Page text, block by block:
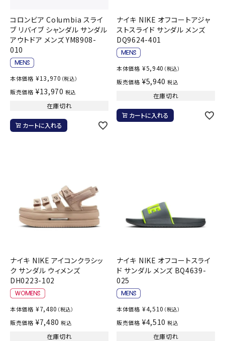
コロンビア Columbia スライ
ブ リバイブ シャンダル サンダル
アウトドア メンズ YM8908-
010
本体価格 ¥13,970 （税込）
販売価格 ¥13,970 税込
在庫切れ
カートに入れる
ナイキ NIKE オフコートアジャ
ストスライド サンダル メンズ
DQ9624-401
本体価格 ¥5,940 （税込）
販売価格 ¥5,940 税込
在庫切れ
カートに入れる
ナイキ NIKE アイコンクラシッ
ク サンダル ウィメンズ
DH0223-102
本体価格 ¥7,480 （税込）
販売価格 ¥7,480 税込
在庫切れ
ナイキ NIKE オフコートスライ
ド サンダル メンズ BQ4639-
025
本体価格 ¥4,510 （税込）
販売価格 ¥4,510 税込
在庫切れ